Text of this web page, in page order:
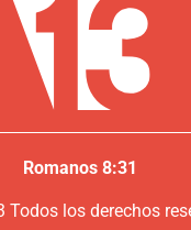
Romanos 8:31
Todos los derechos